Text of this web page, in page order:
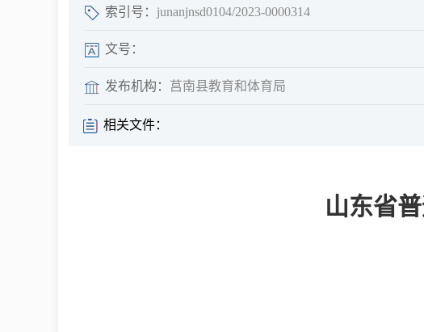
公共企事业单位信
索引号： junanjnsd0104/2023-0000314
文号：
发布机构： 莒南县教育和体育局
相关文件：
山东省